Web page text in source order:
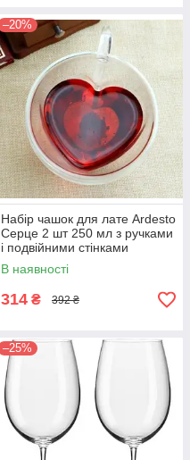
–20%
Набір чашок для лате Ardesto
Серце 2 шт 250 мл з ручками
і подвійними стінками
В наявності
314 ₴ 392 ₴
–25%